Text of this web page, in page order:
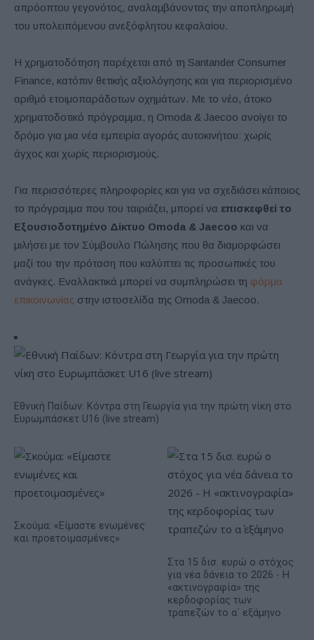
απρόοπτου γεγονότος, αναλαμβάνοντας την αποπληρωμή
του υπολειπόμενου ανεξόφλητου κεφαλαίου.
Η χρηματοδότηση παρέχεται από τη Santander Consumer
Finance, κατόπιν θετικής αξιολόγησης και για περιορισμένο
αριθμό ετοιμοπαράδοτων οχημάτων. Με το νέο, άτοκο
χρηματοδοτικό πρόγραμμα, η Omoda & Jaecoo ανοίγει το
δρόμο για μια νέα εμπειρία αγοράς αυτοκινήτου: χωρίς
άγχος και χωρίς περιορισμούς.
Για περισσότερες πληροφορίες και για να σχεδιάσει κάποιος
το πρόγραμμα που του ταιριάζει, μπορεί να επισκεφθεί το
Εξουσιοδοτημένο Δίκτυο Omoda & Jaecoo και να
μιλήσει με τον Σύμβουλο Πώλησης που θα διαμορφώσει
μαζί του την πρόταση που καλύπτει τις προσωπικές του
ανάγκες. Εναλλακτικά μπορεί να συμπληρώσει τη φόρμα
επικοινωνίας στην ιστοσελίδα της Omoda & Jaecoo.
Εθνική Παίδων: Κόντρα στη Γεωργία για την πρώτη νίκη στο
Ευρωμπάσκετ U16 (live stream)
Σκούμα: «Είμαστε ενωμένες
και προετοιμασμένες»
Στα 15 δισ. ευρώ ο στόχος
για νέα δάνεια το 2026 - Η
«ακτινογραφία» της
κερδοφορίας των
τραπεζών το α΄ εξάμηνο